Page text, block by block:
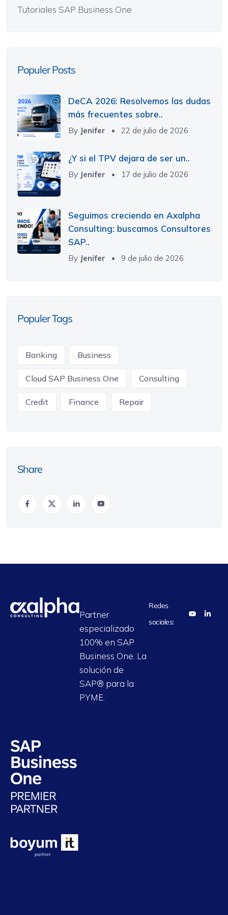
Tutoriales SAP Business One
Populer Posts
DeCA 2026: Resolvemos las dudas
más frecuentes sobre..
By Jenifer 22 de julio de 2026
¿Y si el TPV dejara de ser un..
By Jenifer 17 de julio de 2026
Seguimos creciendo en Axalpha
Consulting: buscamos Consultores
SAP..
By Jenifer 9 de julio de 2026
Populer Tags
Banking Business
Cloud SAP Business One Consulting
Credit Finance Repair
Share
Partner
especializado
100% en SAP
Business One. La
solución de
SAP® para la
PYME.
Redes
sociales: